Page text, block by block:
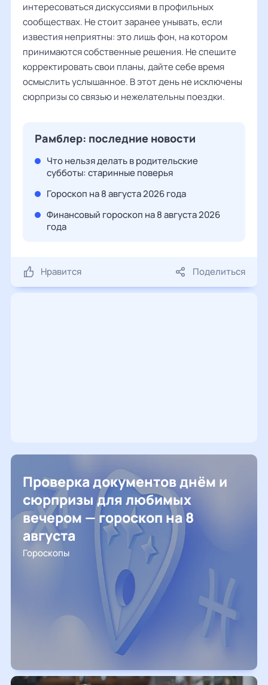
интересоваться дискуссиями в профильных
сообществах. Не стоит заранее унывать, если
известия неприятны: это лишь фон, на котором
принимаются собственные решения. Не спешите
корректировать свои планы, дайте себе время
осмыслить услышанное. В этот день не исключены
сюрпризы со связью и нежелательны поездки.
Рамблер: последние новости
Что нельзя делать в родительские
субботы: старинные поверья
Гороскоп на 8 августа 2026 года
Финансовый гороскоп на 8 августа 2026
года
Нравится Поделиться
Проверка документов днём и
сюрпризы для любимых
вечером — гороскоп на 8
августа
Гороскопы